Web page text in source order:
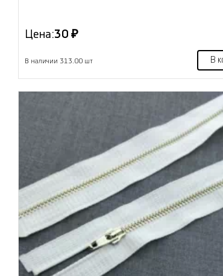
Цена:30 ₽
В наличии 313.00 шт В